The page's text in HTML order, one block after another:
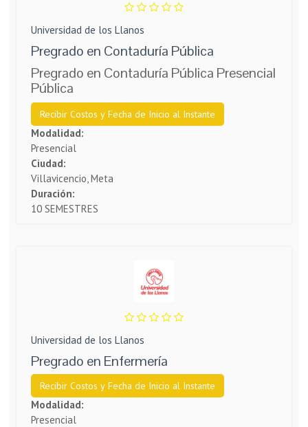
Universidad de los Llanos
Pregrado en Contaduría Pública
Pregrado en Contaduría Pública Presencial
Pública
Recibir Costos y Fecha de Inicio al Instante
Modalidad:
Presencial
Ciudad:
Villavicencio, Meta
Duración:
10 SEMESTRES
Universidad de los Llanos
Pregrado en Enfermería
Recibir Costos y Fecha de Inicio al Instante
Modalidad:
Presencial